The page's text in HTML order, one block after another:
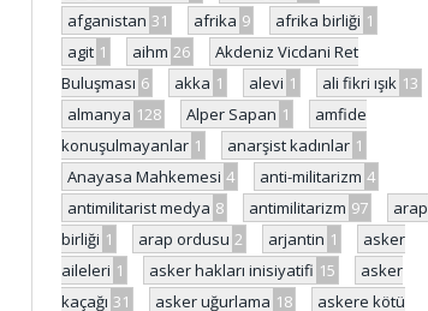
afganistan 31 afrika 9 afrika birliği 1
agit 1 aihm 26
Akdeniz Vicdani Ret
Buluşması 6 akka 1 alevi 1 ali fikri ışık 13
almanya 128 Alper Sapan 1
amfide
konuşulmayanlar 1 anarşist kadınlar 1
Anayasa Mahkemesi 4 anti-militarizm 4
antimilitarist medya 8 antimilitarizm 97
arap
birliği 1 arap ordusu 2 arjantin 1
asker
aileleri 1 asker hakları inisiyatifi 15
asker
kaçağı 31 asker uğurlama 18
askere kötü